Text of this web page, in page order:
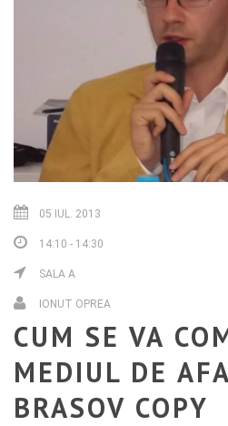
05 IUL. 2013
14:10 - 14:30
SALA A
IONUT OPREA
CUM SE VA
MEDIUL DE
BRASOV COPY